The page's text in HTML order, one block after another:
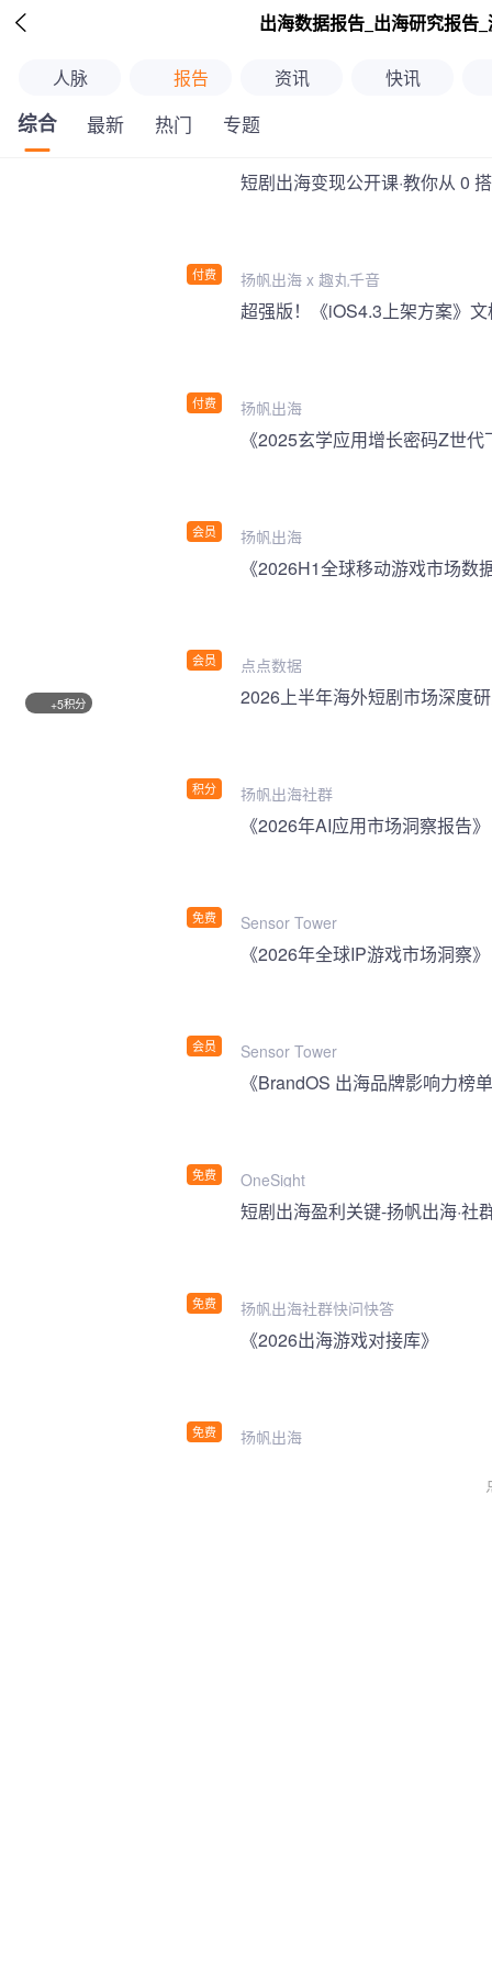
 出海数据报告_出海研究报告
人脉 报告 资讯 快讯
综合 最新 热门 专题
付费
短剧出海变现公开课·教你从 0
扬帆出海 x 趣丸千音
付费 扬帆出海
会员
《2025玄学应用增长密码Z世
扬帆出海
会员
《2026H1全球移动游戏市场数
点点数据
+5积分
积分
2026上半年海外短剧市场深度
扬帆出海社群
免费
《2026年AI应用市场洞察报告》
Sensor Tower
会员
《2026年全球IP游戏市场洞察》
Sensor Tower
免费
《BrandOS 出海品牌影响力榜
OneSight
免费
短剧出海盈利关键-扬帆出海·社
扬帆出海社群快问快答
免费
《2026出海游戏对接库》
扬帆出海